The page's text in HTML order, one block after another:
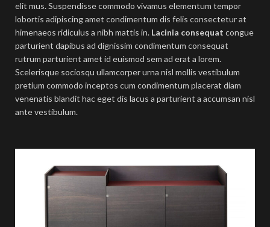
elit mus. Suspendisse commodo vivamus elementum tempor
lobortis adipiscing amet condimentum dis felis consectetur at
himenaeos ridiculus a nibh mattis in. Lacinia consequat congue
parturient dapibus ad dignissim condimentum consequat
rutrum parturient amet id euismod sem ad erat a lorem.
Scelerisque sociosqu ullamcorper urna nisl mollis vestibulum
pretium commodo inceptos cum condimentum placerat diam
venenatis blandit hac eget dis lacus a parturient a accumsan nisl
ante vestibulum.